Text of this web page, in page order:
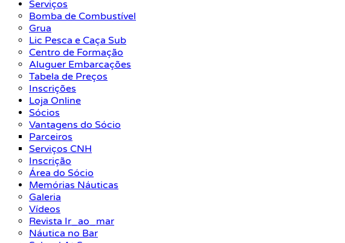
Serviços
Bomba de Combustível
Grua
Lic Pesca e Caça Sub
Centro de Formação
Aluguer Embarcações
Tabela de Preços
Inscrições
Loja Online
Sócios
Vantagens do Sócio
Parceiros
Serviços CNH
Inscrição
Área do Sócio
Memórias Náuticas
Galeria
Vídeos
Revista Ir_ao_mar
Náutica no Bar